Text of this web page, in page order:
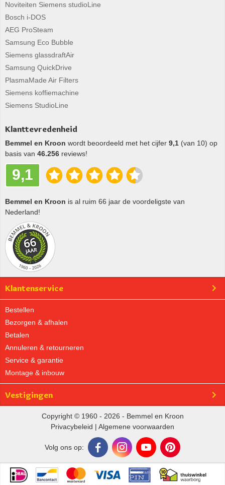
Noviteiten Siemens studioLine
Bosch i-DOS
AEG ProSteam
Samsung Eco Bubble
Siemens glassdraftAir
Samsung QuickDrive
PlasmaMade Air Filters
Siemens koffiemachine
Siemens StudioLine
Klanttevredenheid
Bemmel en Kroon wordt beoordeeld met het cijfer 9,1 (van 10) op
basis van 46.256 reviews!
9,1
Bemmel en Kroon is al ruim 66 jaar de voordeligste van
Nederland!
Klantenservice
Bestellen
Bezorgen & afhalen
Betalen
Annuleren & retourneren
Service & garantie
Montage & inbouw
Vestigingen
Copyright © 1960 - 2026 - Bemmel en Kroon
Privacybeleid | Algemene voorwaarden
Volg ons op: